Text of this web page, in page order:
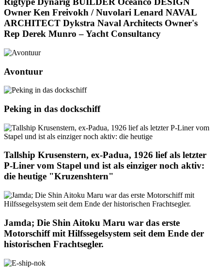
Owner Ken Freivokh / Nuvolari Lenard NAVAL
ARCHITECT Dykstra Naval Architects Owner's
Rep Derek Munro – Yacht Consultancy
Avontuur
Peking in das dockschiff
Tallship Krusenstern, ex-Padua, 1926 lief als letzter
P-Liner vom Stapel und ist als einziger noch aktiv:
die heutige "Kruzenshtern"
Jamda; Die Shin Aitoku Maru war das erste
Motorschiff mit Hilfssegelsystem seit dem Ende der
historischen Frachtsegler.